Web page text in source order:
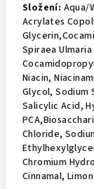
Složení: Aqua/
Acrylates
Spiraea
Niacin,
Glycol, Sodium
Salicylic Acid,
Chloride,
Chromium
Cinnamal,